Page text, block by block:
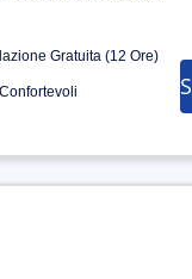
Gratuita (12 Ore)